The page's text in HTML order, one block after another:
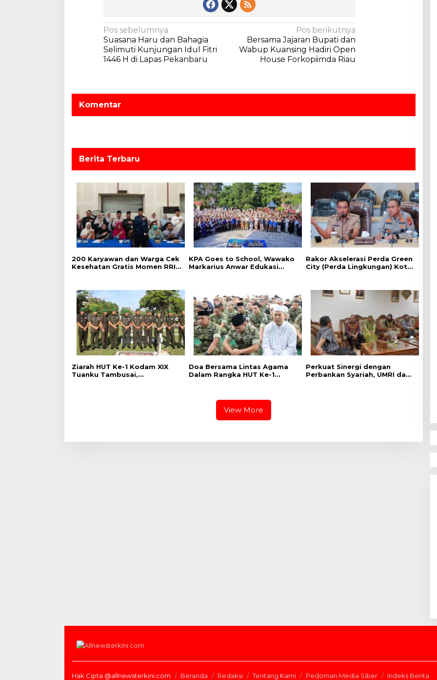
b
a
r
u
N
a
v
a
s
o
s
Pos sebelumnya
Suasana Haru dan Bahagia
Selimuti Kunjungan Idul Fitri
1446 H di Lapas Pekanbaru
Pos berikutnya
Bersama Jajaran Bupati dan
Wabup Kuansing Hadiri Open
House Forkopiimda Riau
Komentar
Berita Terbaru
‎200 Karyawan dan Warga Cek
Kesehatan Gratis Momen RRI
‎KPA Goes to School, ‎Wawako
Markarius Anwar Edukasi
Rakor Akselerasi Perda Green
City (Perda Lingkungan) Kota
Pekanbaru dan Tim Pakar
Ziarah HUT Ke-1 Kodam XIX
Tuanku Tambusai,
Doa Bersama Lintas Agama
Dalam Rangka HUT Ke-1
Perkuat Sinergi dengan
Perbankan Syariah, UMRI dan
View More
Hak Cipta @allnewsterkini.com Beranda Redaksi Tentang Kami Pedoman Media Siber Indeks Berita